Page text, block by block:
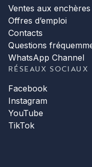
Ventes aux enchères
Offres d’emploi
Contacts
Questions
WhatsApp Channel
RÉSEAUX SOCIAUX
Facebook
Instagram
YouTube
TikTok